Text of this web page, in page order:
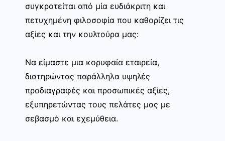
συγκροτείται από μία ευδιάκριτη και
πετυχημένη φιλοσοφία που καθορίζει τις
αξίες και την κουλτούρα μας:
Να είμαστε μια κορυφαία εταιρεία,
διατηρώντας παράλληλα υψηλές
προδιαγραφές και προσωπικές αξίες,
εξυπηρετώντας τους πελάτες μας με
σεβασμό και εχεμύθεια.